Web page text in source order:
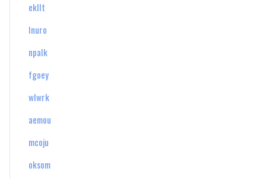
ekllt
lnuro
npalk
fgoey
wlwrk
aemou
mcoju
oksom